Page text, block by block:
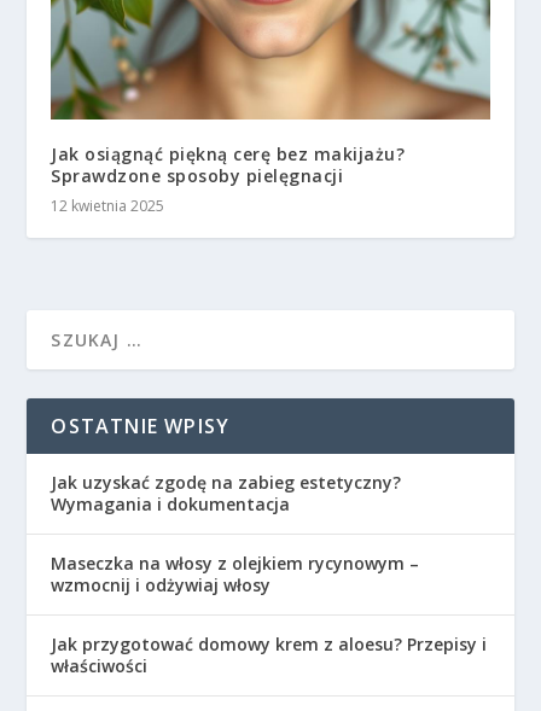
Jak osiągnąć piękną cerę bez makijażu?
Sprawdzone sposoby pielęgnacji
12 kwietnia 2025
OSTATNIE WPISY
Jak uzyskać zgodę na zabieg estetyczny?
Wymagania i dokumentacja
Maseczka na włosy z olejkiem rycynowym –
wzmocnij i odżywiaj włosy
Jak przygotować domowy krem z aloesu? Przepisy i
właściwości